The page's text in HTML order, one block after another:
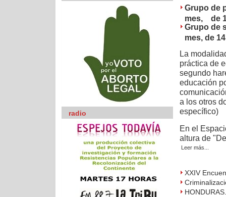
radio
Grupo de
mes, de
Grupo de
mes, de
La
práctica de
segundo
educación
a los otros
específico)
En el
altura de
Leer más...
XXIV